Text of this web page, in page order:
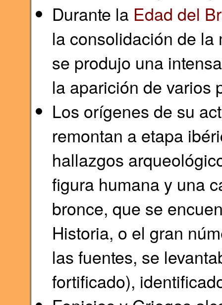
Durante la Edad del
la consolidación de la
se produjo una
la aparición de varios
Los orígenes de su
remontan a etapa
hallazgos
figura humana y una
bronce, que se
Historia, o el gran
las fuentes, se
fortificado),